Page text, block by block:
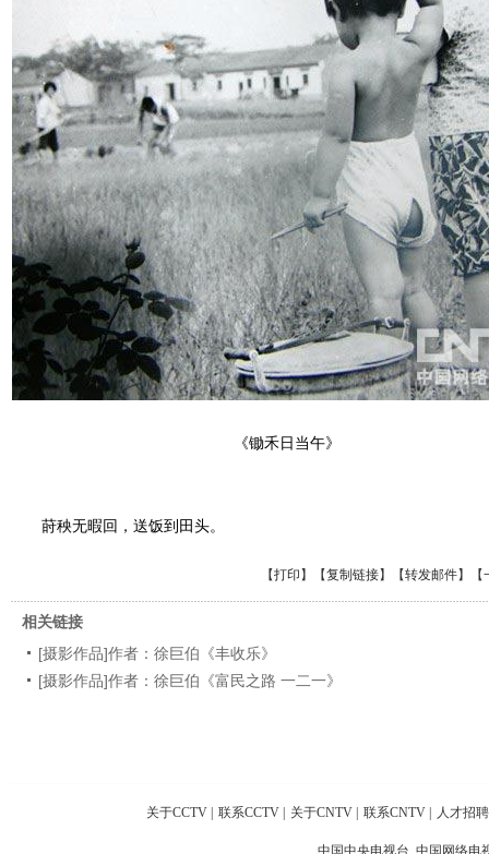
《锄禾日当午》
莳秧无暇回，送饭到田头。
【打印 】【复制链接】【转发邮件】
相关链接
[摄影作品]作者：徐巨伯《丰收乐》
[摄影作品]作者：徐巨伯《富民之路 一二一》
关于CCTV 联系CCTV 关于CNTV 联系CNTV 人才招聘
中国中央电视台 中国网络电